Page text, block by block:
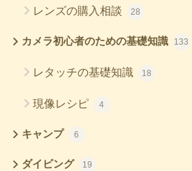
レンズの購入相談 28
カメラ初心者のための基礎知識 133
レタッチの基礎知識 18
現像レシピ 4
キャンプ 6
ダイビング 19